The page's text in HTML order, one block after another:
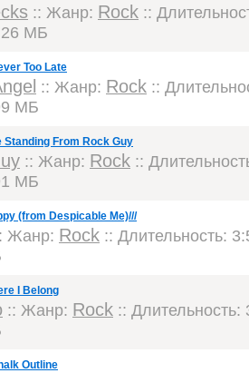
:: Жанр: Rock ::
МБ
Too Late
:: Жанр: Rock ::
МБ
Standing From Rock Guy
:: Жанр: Rock ::
МБ
(from Despicable Me)///
Жанр: Rock :: Длительность:
I Belong
:: Жанр: Rock :: Длительность:
Outline